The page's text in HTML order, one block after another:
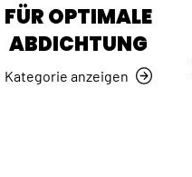
FÜR OPTIMALE
ABDICHTUNG
Kategorie anzeigen